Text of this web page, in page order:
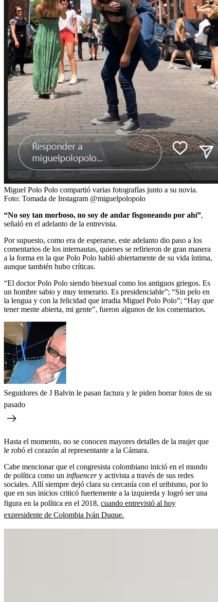
Miguel Polo Polo compartió varias fotografías junto a su novia.
Foto: Tomada de Instagram @miguelpolopolo
“No soy tan morboso, no soy de andar fisgoneando por ahí”,
señaló en el adelanto de la entrevista.
Por supuesto, como era de esperarse, este adelanto dio paso a los
comentarios de los internautas, quienes se refirieron de gran manera
a la forma en la que Polo Polo habló abiertamente de su vida íntima,
aunque también hubo críticas.
“El doctor Polo Polo siendo bisexual como los antiguos griegos. Es
un hombre sabio y muy temerario. Es presidenciable”; “Sin pelo en
la lengua y con la felicidad que irradia Miguel Polo Polo”; “Hay que
tener mente abierta, mi gente”, fueron algunos de los comentarios.
Seguidores de J Balvin le pasan factura y le piden borrar fotos de su
pasado
Hasta el momento, no se conocen mayores detalles de la mujer que
le robó el corazón al representante a la Cámara.
Cabe mencionar que el congresista colombiano inició en el mundo
de política como un influencery activista a través de sus redes
sociales. Allí siempre dejó clara su cercanía con el uribismo, por lo
que en sus inicios criticó fuertemente a la izquierda y logró ser una
figura en la política en el 2018, cuando entrevistó al hoy
expresidente de Colombia Iván Duque.